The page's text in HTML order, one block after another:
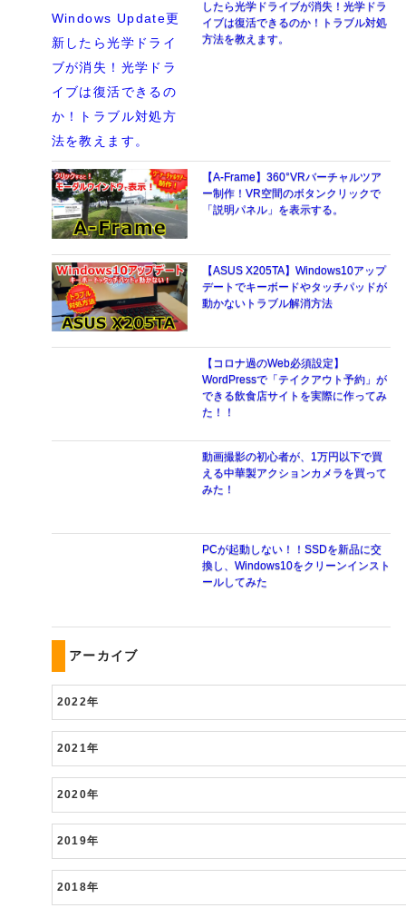
したら光学ドライブが消失！光学ドラ
イブは復活できるのか！トラブル対処
方法を教えます。
【A-Frame】360°VRバーチャルツア
ー制作！VR空間のボタンクリックで
「説明パネル」を表示する。
【ASUS X205TA】Windows10アップ
デートでキーボードやタッチパッドが
動かないトラブル解消方法
【コロナ過のWeb必須設定】
WordPressで「テイクアウト予約」が
できる飲食店サイトを実際に作ってみ
た！！
動画撮影の初心者が、1万円以下で買
える中華製アクションカメラを買って
みた！
PCが起動しない！！SSDを新品に交
換し、Windows10をクリーンインスト
ールしてみた
アーカイブ
2022年
2021年
2020年
2019年
2018年